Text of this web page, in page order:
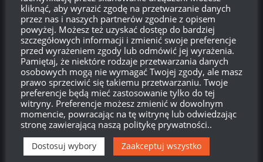
578
Dni
06
Godzin
30
Minut
31
Sekund
PROSTO Z SUPERTESTU/WORLD OF TANKS
Prsoto z Supertestu: Zmiany parametrów
AMX 29 Bélier
14:23, 6 LIPCA 2026
kliknąć, aby wyrazić zgodę na przetwarzanie danych
przez nas i naszych partnerów zgodnie z opisem
powyżej. Możesz też uzyskać dostęp do bardziej
szczegółowych informacji i zmienić swoje preferencje
przed wyrażeniem zgody lub odmówić jej wyrażenia.
Pamiętaj, że niektóre rodzaje przetwarzania danych
osobowych mogą nie wymagać Twojej zgody, ale masz
prawo sprzeciwić się takiemu przetwarzaniu. Twoje
preferencje będą mieć zastosowanie tylko do tej
witryny. Preferencje możesz zmienić w dowolnym
momencie, powracając na tę witrynę lub odwiedzając
stronę zawierającą naszą politykę prywatności..
Dostosuj wybory Zaakceptuj wszystko